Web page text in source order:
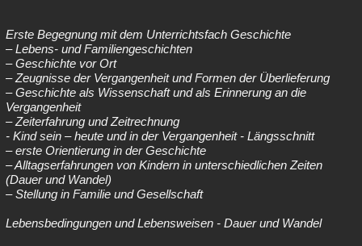
Erste Begegnung mit dem Unterrichtsfach Geschichte
– Lebens- und Familiengeschichten
– Geschichte vor Ort
– Zeugnisse der Vergangenheit und Formen der Überlieferung
– Geschichte als Wissenschaft und als Erinnerung an die
Vergangenheit
– Zeiterfahrung und Zeitrechnung
- Kind sein – heute und in der Vergangenheit - Längsschnitt
– erste Orientierung in der Geschichte
– Alltagserfahrungen von Kindern in unterschiedlichen Zeiten
(Dauer und Wandel)
– Stellung in Familie und Gesellschaft
Lebensbedingungen und Lebensweisen - Dauer und Wandel